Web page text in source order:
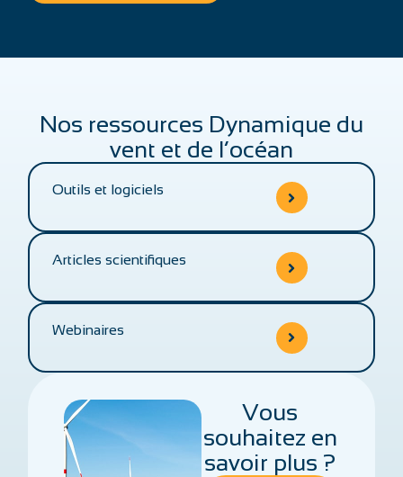
Nos ressources Dynamique du
vent et de l’océan
Outils et logiciels
Articles scientifiques
Webinaires
Vous
souhaitez en
savoir plus ?